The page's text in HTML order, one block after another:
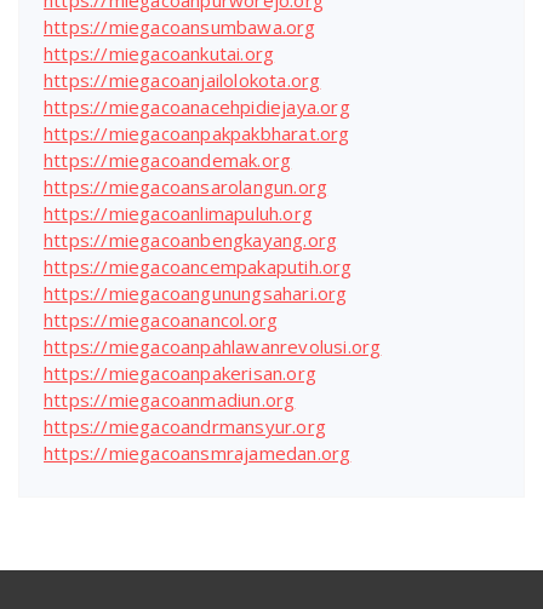
https://miegacoansumbawa.org
https://miegacoankutai.org
https://miegacoanjailolokota.org
https://miegacoanacehpidiejaya.org
https://miegacoanpakpakbharat.org
https://miegacoandemak.org
https://miegacoansarolangun.org
https://miegacoanlimapuluh.org
https://miegacoanbengkayang.org
https://miegacoancempakaputih.org
https://miegacoangunungsahari.org
https://miegacoanancol.org
https://miegacoanpahlawanrevolusi.org
https://miegacoanpakerisan.org
https://miegacoanmadiun.org
https://miegacoandrmansyur.org
https://miegacoansmrajamedan.org